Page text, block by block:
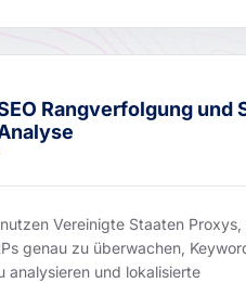
Rangverfolgung und
Vereinigte Staaten Proxys,
genau zu überwachen,
analysieren und lokalisierte